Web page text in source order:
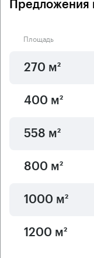
Предложения
Площадь
270 м²
400 м²
558 м²
800 м²
1000 м²
1200 м²